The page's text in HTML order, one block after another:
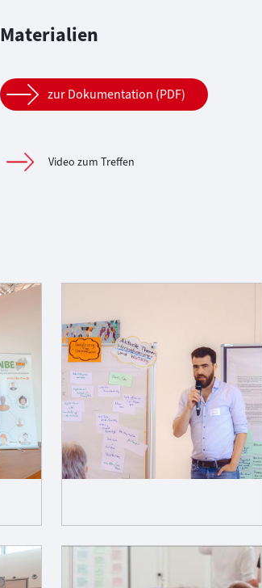
Materialien
zur Dokumentation (PDF)
Video zum Treffen